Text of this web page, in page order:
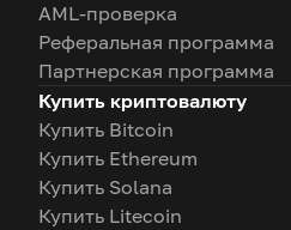
AML-проверка
Реферальная программа
Партнерская программа
Купить криптовалюту
Купить Bitcoin
Купить Ethereum
Купить Solana
Купить Litecoin